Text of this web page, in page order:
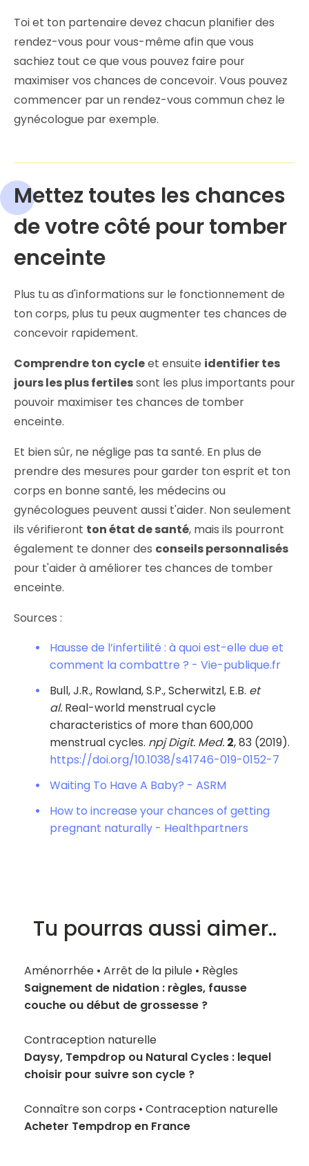
Toi et ton partenaire devez chacun planifier des
rendez-vous pour vous-même afin que vous
sachiez tout ce que vous pouvez faire pour
maximiser vos chances de concevoir. Vous pouvez
commencer par un rendez-vous commun chez le
gynécologue par exemple.
Mettez toutes les chances
de votre côté pour tomber
enceinte
Plus tu as d'informations sur le fonctionnement de
ton corps, plus tu peux augmenter tes chances de
concevoir rapidement.
Comprendre ton cycleet ensuite identifier tes
jours les plus fertilessont les plus importants pour
pouvoir maximiser tes chances de tomber
enceinte.
Et bien sûr, ne néglige pas ta santé. En plus de
prendre des mesures pour garder ton esprit et ton
corps en bonne santé, les médecins ou
gynécologues peuvent aussi t'aider. Non seulement
ils vérifieront ton état de santé, mais ils pourront
également te donner des conseils personnalisés
pour t'aider à améliorer tes chances de tomber
enceinte.
Sources :
Hausse de l’infertilité : à quoi est-elle due et
comment la combattre ? - Vie-publique.fr
Bull, J.R., Rowland, S.P., Scherwitzl, E.B. et
al. Real-world menstrual cycle
characteristics of more than 600,000
menstrual cycles. npj Digit. Med. 2, 83 (2019).
https://doi.org/10.1038/s41746-019-0152-7
Waiting To Have A Baby? - ASRM
How to increase your chances of getting
pregnant naturally - Healthpartners
Tu pourras aussi aimer..
Aménorrhée • Arrêt de la pilule • Règles
Saignement de nidation : règles, fausse
couche ou début de grossesse ?
Contraception naturelle
Daysy, Tempdrop ou Natural Cycles : lequel
choisir pour suivre son cycle ?
Connaître son corps • Contraception naturelle
Acheter Tempdrop en France